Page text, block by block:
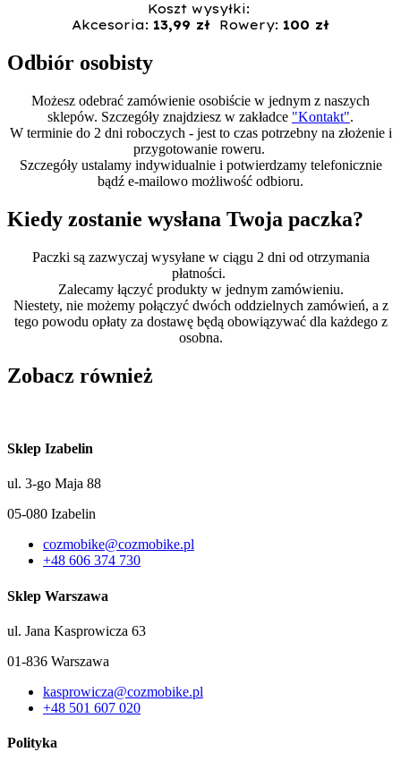
Koszt wysyłki:
Akcesoria: 13,99 zł Rowery: 100 zł
Odbiór osobisty
Możesz odebrać zamówienie osobiście w jednym z naszych
sklepów. Szczegóły znajdziesz w zakładce "Kontakt".
W terminie do 2 dni roboczych - jest to czas potrzebny na złożenie i
przygotowanie roweru.
Szczegóły ustalamy indywidualnie i potwierdzamy telefonicznie
bądź e-mailowo możliwość odbioru.
Kiedy zostanie wysłana Twoja paczka?
Paczki są zazwyczaj wysyłane w ciągu 2 dni od otrzymania
płatności.
Zalecamy łączyć produkty w jednym zamówieniu.
Niestety, nie możemy połączyć dwóch oddzielnych zamówień, a z
tego powodu opłaty za dostawę będą obowiązywać dla każdego z
osobna.
Zobacz również
Sklep Izabelin
ul. 3-go Maja 88
05-080 Izabelin
cozmobike@cozmobike.pl
+48 606 374 730
Sklep Warszawa
ul. Jana Kasprowicza 63
01-836 Warszawa
kasprowicza@cozmobike.pl
+48 501 607 020
Polityka